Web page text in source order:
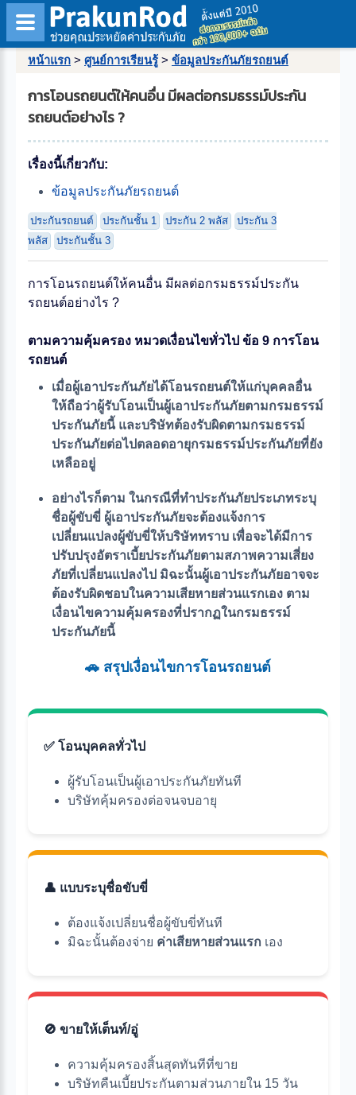
หน้าแรก > ศูนย์การเรียนรู้ > ข้อมูลประกันภัยรถยนต์
การโอนรถยนต์ให้คนอื่น มีผลต่อกรมธรรม์ประกัน
รถยนต์อย่างไร ?
เรื่องนี้เกี่ยวกับ:
ข้อมูลประกันภัยรถยนต์
ประกันรถยนต์ ประกันชั้น 1 ประกัน 2 พลัส
ประกัน 3
พลัส
ประกันชั้น 3
การโอนรถยนต์ให้คนอื่น มีผลต่อกรมธรรม์ประกัน
รถยนต์อย่างไร ?
ตามความคุ้มครอง หมวดเงื่อนไขทั่วไป ข้อ 9 การโอน
รถยนต์
เมื่อผู้เอาประกันภัยได้โอนรถยนต์ให้แก่บุคคลอื่น
ให้ถือว่าผู้รับโอนเป็นผู้เอาประกันภัยตามกรมธรรม์
ประกันภัยนี้ และบริษัทต้องรับผิดตามกรมธรรม์
ประกันภัยต่อไปตลอดอายุกรมธรรม์ประกันภัยที่ยัง
เหลืออยู่
อย่างไรก็ตาม ในกรณีที่ทำประกันภัยประเภทระบุ
ชื่อผู้ขับขี่ ผู้เอาประกันภัยจะต้องแจ้งการ
เปลี่ยนแปลงผู้ขับขี่ให้บริษัททราบ เพื่อจะได้มีการ
ปรับปรุงอัตราเบี้ยประกันภัยตามสภาพความเสี่ยง
ภัยที่เปลี่ยนแปลงไป มิฉะนั้นผู้เอาประกันภัยอาจจะ
ต้องรับผิดชอบในความเสียหายส่วนแรกเอง ตาม
เงื่อนไขความคุ้มครองที่ปรากฏในกรมธรรม์
ประกันภัยนี้
🚗 สรุปเงื่อนไขการโอนรถยนต์
✅ โอนบุคคลทั่วไป
ผู้รับโอนเป็นผู้เอาประกันภัยทันที
บริษัทคุ้มครองต่อจนจบอายุ
👤 แบบระบุชื่อขับขี่
ต้องแจ้งเปลี่ยนชื่อผู้ขับขี่ทันที
มิฉะนั้นต้องจ่าย ค่าเสียหายส่วนแรก เอง
🚫 ขายให้เต็นท์/อู่
ความคุ้มครองสิ้นสุดทันทีที่ขาย
บริษัทคืนเบี้ยประกันตามส่วนภายใน 15 วัน